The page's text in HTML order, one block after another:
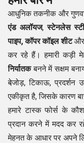
आधुनिक तकनीक और
एंड अलॉयज,स्टेनलेस
पाइप, कॉपर कॉइल शीटऔर
कर रहे हैं। हमारी कड़ी
निर्यातकबनने में सक्षम
बेजोड़, टिकाऊ, प्रदर्शन
एकीकृत है, जिसके कारण
।
हमारे टास्क फोर्स के
प्रदान करने में मदद कर
मेहनत के आधार पर अपने